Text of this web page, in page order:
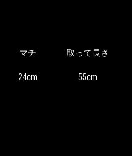
マチ 取って長さ
24cm 55cm